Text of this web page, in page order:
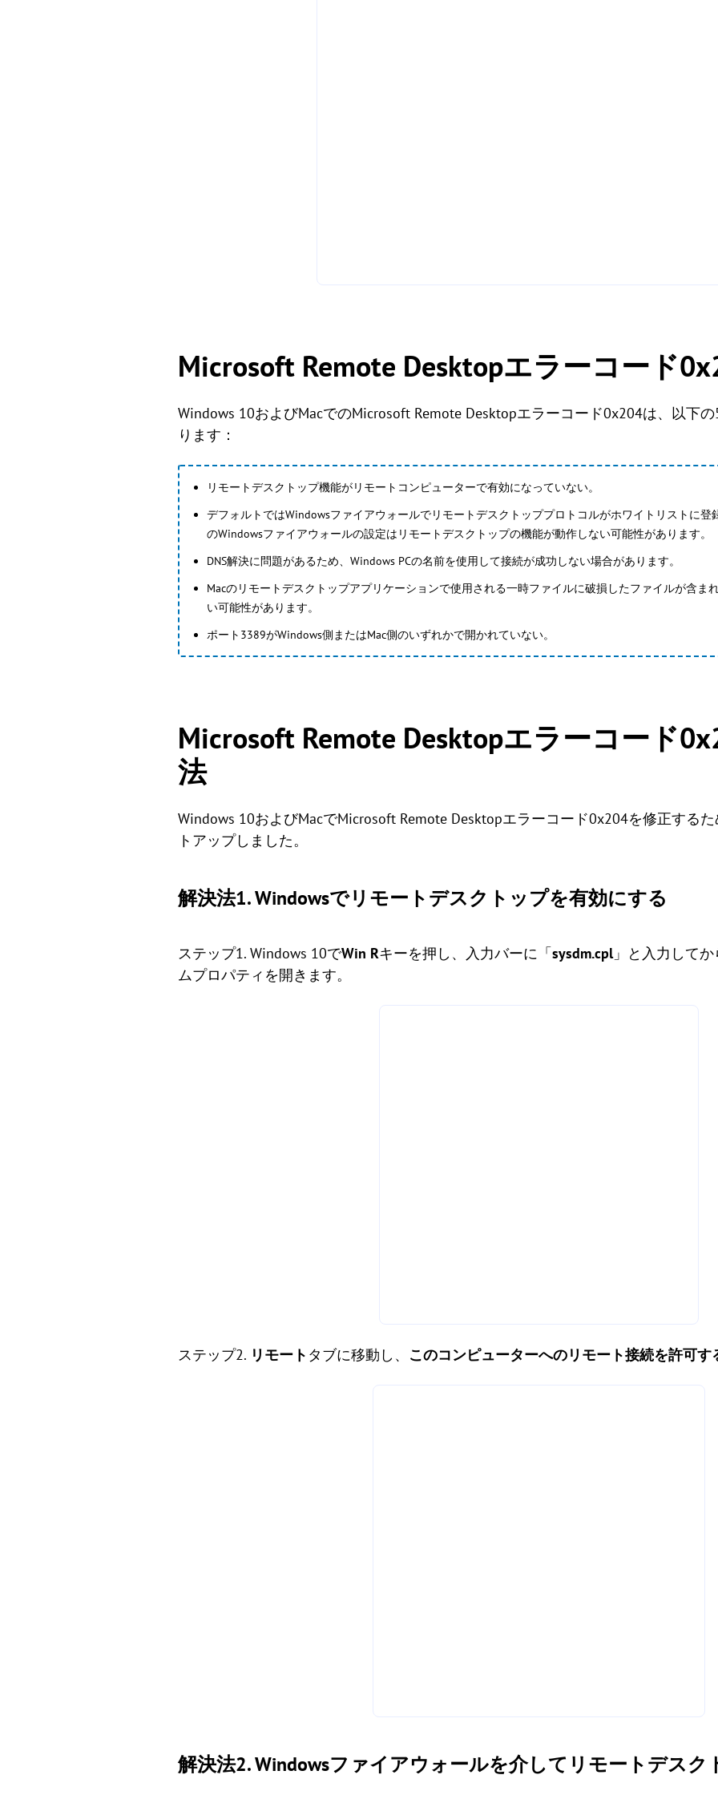
Microsoft Remote Desktopエラーコード
Windows 10およびMacでのMicrosoft Remote Desktopエラーコード0x204は、以下
ります：
リモートデスクトップ機能がリモートコンピューターで有効になっていない。
デフォルトではWindowsファイアウォールでリモートデスクトッププロトコルがホワイトリストに登
のWindowsファイアウォールの設定はリモートデスクトップの機能が動作しない可能性があります。
DNS解決に問題があるため、Windows PCの名前を使用して接続が成功しない場合があります。
Macのリモートデスクトップアプリケーションで使用される一時ファイルに破損したファイルが含ま
い可能性があります。
ポート3389がWindows側またはMac側のいずれかで開かれていない。
Microsoft Remote Desktopエラーコード
法
Windows 10およびMacでMicrosoft Remote Desktopエラーコード0x204を修正する
トアップしました。
解決法1. Windowsでリモートデスクトップを有効にする
ステップ1. Windows 10でWin Rキーを押し、入力バーに「sysdm.cpl」と入力してか
ムプロパティを開きます。
ステップ2. リモート タブに移動し、 このコンピューターへのリモート接続を許可す
解決法2. Windowsファイアウォールを介してリモートデスク